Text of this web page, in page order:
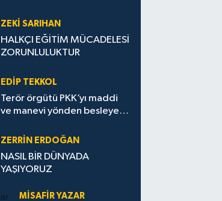
ZEKI SARIHAN
HALKÇI EĞİTİM MÜCADELESİ
ZORUNLULUKTUR
EDIP TEKKOL
Terör örgütü PKK’yı maddi
ve manevi yönden besleyen
ZERRIN ERDOĞAN
NASIL BİR DÜNYADA
YAŞIYORUZ
MISAFIR YAZAR